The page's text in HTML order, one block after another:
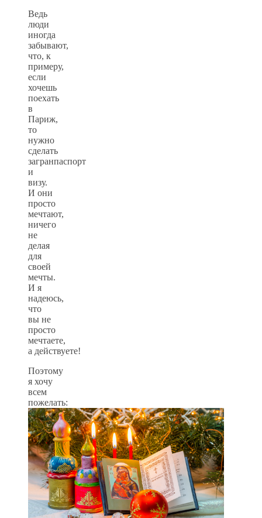
Ведь
люди
иногда
забывают,
что, к
примеру,
если
хочешь
поехать
в
Париж,
то
нужно
сделать
загранпаспорт
и
визу.
И они
просто
мечтают,
ничего
не
делая
для
своей
мечты.
И я
надеюсь,
что
вы не
просто
мечтаете,
а действуете!
Поэтому
я хочу
всем
пожелать: